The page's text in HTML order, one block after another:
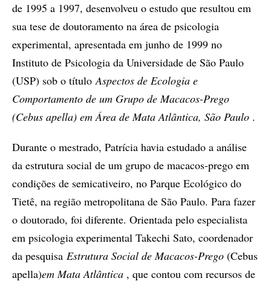
de 1995 a 1997, desenvolveu o estudo que resultou em
sua tese de doutoramento na área de psicologia
experimental, apresentada em junho de 1999 no
Instituto de Psicologia da Universidade de São Paulo
(USP) sob o títuloAspectos de Ecologia e
Comportamento de um Grupo de Macacos-Prego
(Cebus apella) em Área de Mata Atlântica, São Paulo .
Durante o mestrado, Patrícia havia estudado a análise
da estrutura social de um grupo de macacos-prego em
condições de semicativeiro, no Parque Ecológico do
Tietê, na região metropolitana de São Paulo. Para fazer
o doutorado, foi diferente. Orientada pelo especialista
em psicologia experimental Takechi Sato, coordenador
da pesquisa Estrutura Social de Macacos-Prego (Cebus
apella)em Mata Atlântica , que contou com recursos de